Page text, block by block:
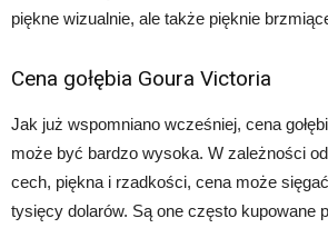
piękne wizualnie, ale także pięknie
Cena gołębia Goura Victoria
Jak już wspomniano wcześniej, cena
może być bardzo wysoka. W zależności
cech, piękna i rzadkości, cena może
tysięcy dolarów. Są one często kupowane